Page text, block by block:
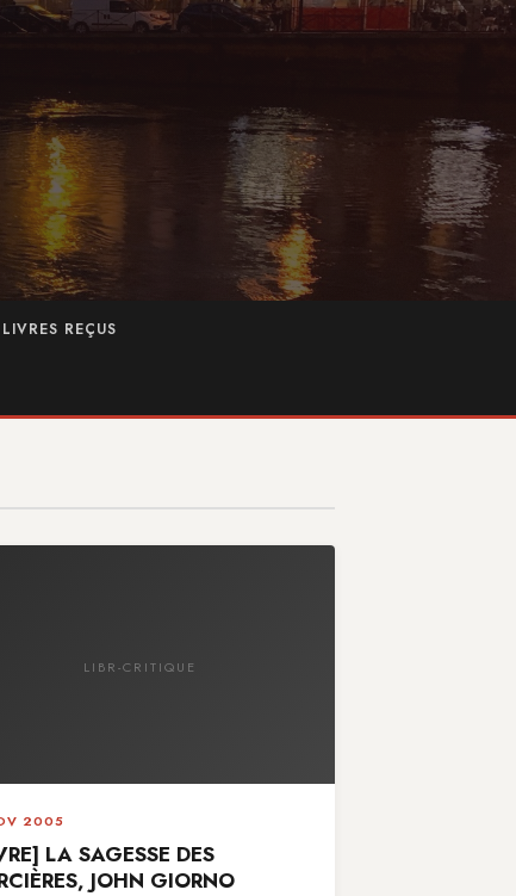
LIVRES REÇUS
LIBR-CRITIQUE
2005
LA SAGESSE DES
JOHN GIORNO